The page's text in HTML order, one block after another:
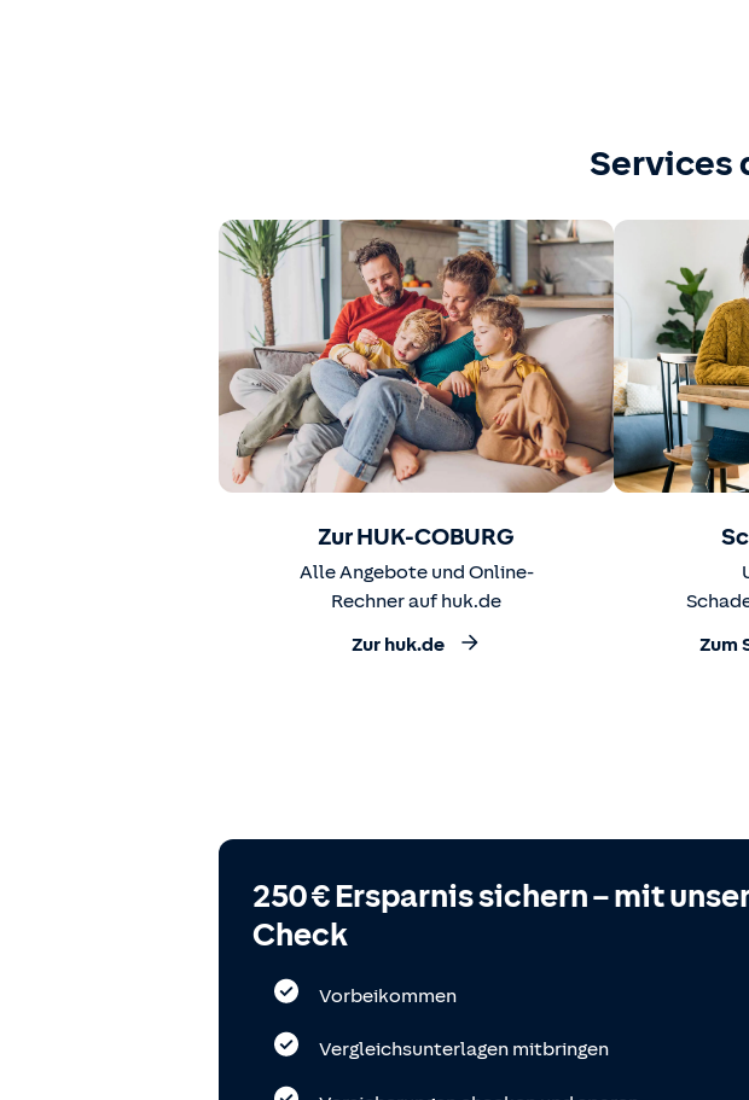
Services
Zur HUK-COBURG
Alle Angebote und Online-
Rechner auf huk.de
Zur huk.de Zum
250 € Ersparnis sichern – mit
Check
Vorbeikommen
Vergleichsunterlagen mitbringen